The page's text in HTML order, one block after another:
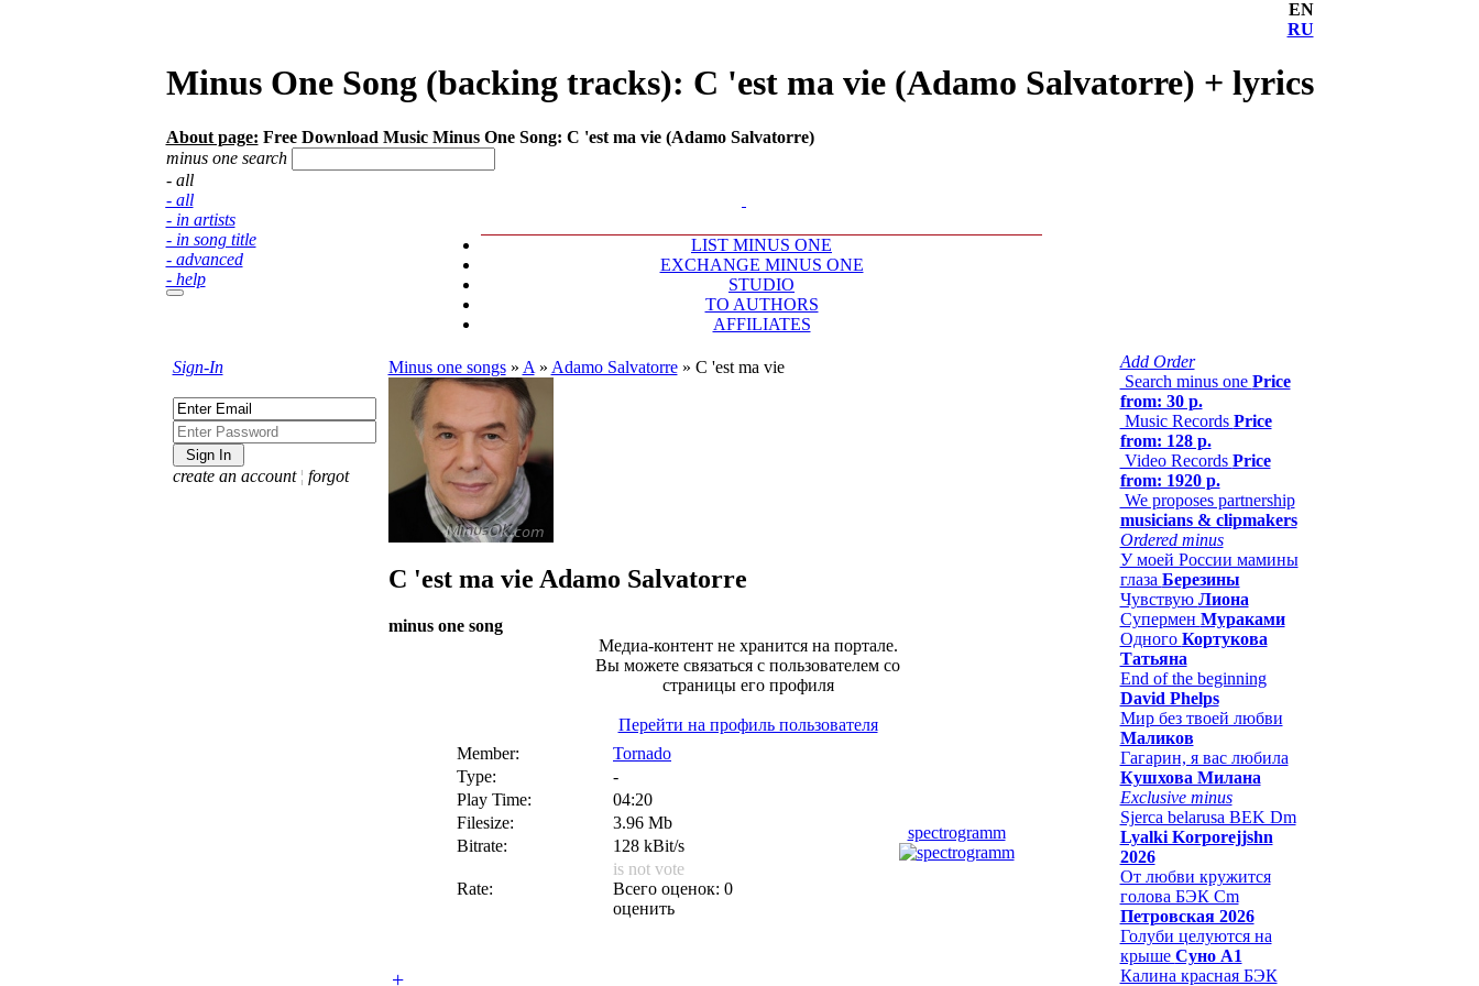
EN
RU
Minus One Song (backing tracks): C 'est ma vie (Adamo Salvatorre) + lyrics
About page: Free Download Music Minus One Song: C 'est ma vie (Adamo Salvatorre)
minus one search
- all
- all
- in artists
- in song title
- advanced
- help
LIST MINUS ONE
EXCHANGE MINUS ONE
STUDIO
TO AUTHORS
AFFILIATES
Sign-In
create an account ¦ forgot
Minus one songs» A » Adamo Salvatorre» C 'est ma vie
C 'est ma vie Adamo Salvatorre
minus one song
Медиа-контент не хранится на портале.
Вы можете связаться с пользователем со
страницы его профиля
Перейти на профиль пользователя
Member:
Tornado
Type:
-
spectrogramm
Play Time:
04:20
Filesize:
3.96 Mb
Bitrate:
128 kBit/s
Rate:
is not vote
Всего оценок: 0
оценить
+
Add Order
Search minus one Price
from: 30 р.
Music Records Price
from: 128 р.
Video Records Price
from: 1920 р.
We proposes partnership
musicians & clipmakers
Ordered minus
У моей России мамины
глаза Березины
Чувствую Лиона
Супермен Мураками
Одного Кортукова
Татьяна
End of the beginning
David Phelps
Мир без твоей любви
Маликов
Гагарин, я вас любила
Кушхова Милана
Exclusive minus
Sjerca belarusa BEK Dm
Lyalki Korporejjshn
2026
От любви кружится
голова БЭК Cm
Петровская 2026
Голуби целуются на
крыше Суно А1
Калина красная БЭК